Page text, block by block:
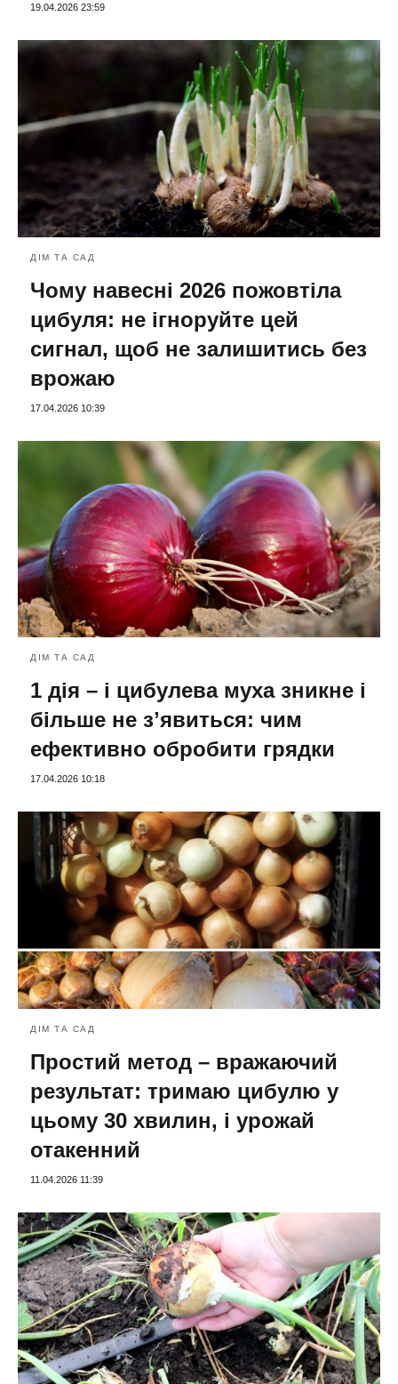
19.04.2026 23:59
ДІМ ТА САД
Чому навесні 2026 пожовтіла
цибуля: не ігноруйте цей
сигнал, щоб не залишитись без
врожаю
17.04.2026 10:39
ДІМ ТА САД
1 дія – і цибулева муха зникне і
більше не зʼявиться: чим
ефективно обробити грядки
17.04.2026 10:18
ДІМ ТА САД
Простий метод – вражаючий
результат: тримаю цибулю у
цьому 30 хвилин, і урожай
отакенний
11.04.2026 11:39